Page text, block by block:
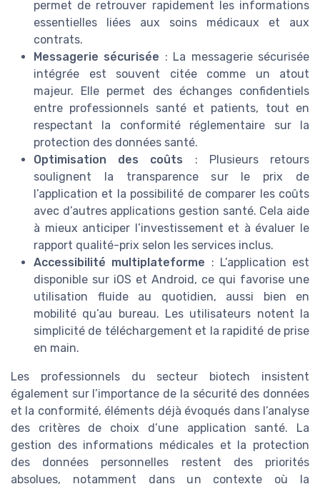
permet de retrouver rapidement les informations
essentielles liées aux soins médicaux et aux
contrats.
Messagerie sécurisée : La messagerie sécurisée
intégrée est souvent citée comme un atout
majeur. Elle permet des échanges confidentiels
entre professionnels santé et patients, tout en
respectant la conformité réglementaire sur la
protection des données santé.
Optimisation des coûts : Plusieurs retours
soulignent la transparence sur le prix de
l’application et la possibilité de comparer les coûts
avec d’autres applications gestion santé. Cela aide
à mieux anticiper l’investissement et à évaluer le
rapport qualité-prix selon les services inclus.
Accessibilité multiplateforme : L’application est
disponible sur iOS et Android, ce qui favorise une
utilisation fluide au quotidien, aussi bien en
mobilité qu’au bureau. Les utilisateurs notent la
simplicité de téléchargement et la rapidité de prise
en main.
Les professionnels du secteur biotech insistent
également sur l’importance de la sécurité des données
et la conformité, éléments déjà évoqués dans l’analyse
des critères de choix d’une application santé. La
gestion des informations médicales et la protection
des données personnelles restent des priorités
absolues, notamment dans un contexte où la